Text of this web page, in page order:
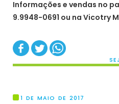
Informações e vendas no
9.9948-0691 ou na Vicotry
1 DE MAIO DE 2017